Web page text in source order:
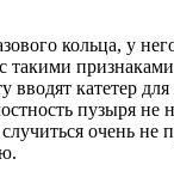
кольца, у
вводят катетер
пузыря не
очень